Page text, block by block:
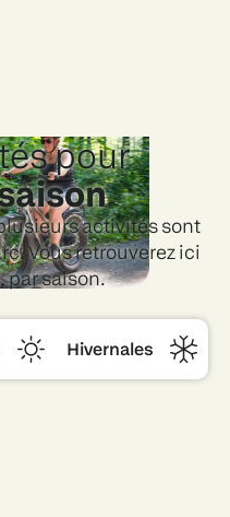
pour
activités sont
Vous retrouverez ici
par saison.
Hivernales